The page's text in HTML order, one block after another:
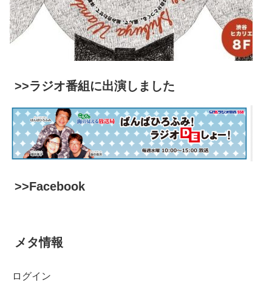
>>ラジオ番組に出演しました
>>Facebook
メタ情報
ログイン